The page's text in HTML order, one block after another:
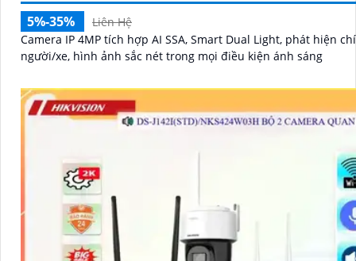
5%-35%
Liên Hệ
Camera IP 4MP tích hợp AI SSA, Smart Dual Light, phát hiện
người/xe, hình ảnh sắc nét trong mọi điều kiện ánh sáng